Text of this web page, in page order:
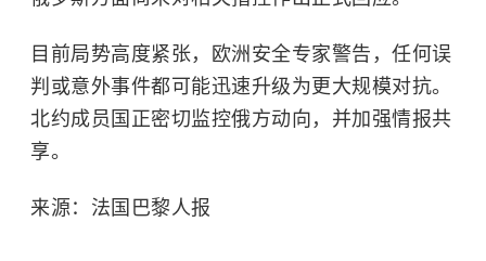
目前局势高度紧张，欧洲安全专家警告，任何误
判或意外事件都可能迅速升级为更大规模对抗。
北约成员国正密切监控俄方动向，并加强情报共
享。
来源：法国巴黎人报